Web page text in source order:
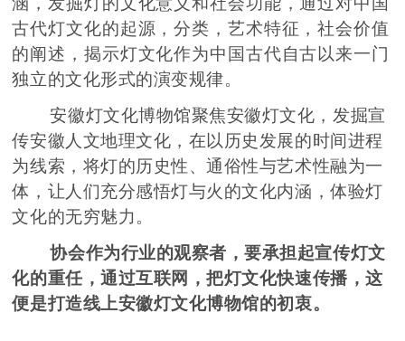
古代灯文化的起源，分类，艺术特征，社会价值
的阐述，揭示灯文化作为中国古代自古以来一门
独立的文化形式的演变规律。
安徽灯文化博物馆聚焦安徽灯文化，发掘宣
传安徽人文地理文化，在以历史发展的时间进程
为线索，将灯的历史性、通俗性与艺术性融为一
体，让人们充分感悟灯与火的文化内涵，体验灯
文化的无穷魅力。
协会作为行业的观察者，要承担起宣传灯文
化的重任，通过互联网，把灯文化快速传播，这
便是打造线上安徽灯文化博物馆的初衷。